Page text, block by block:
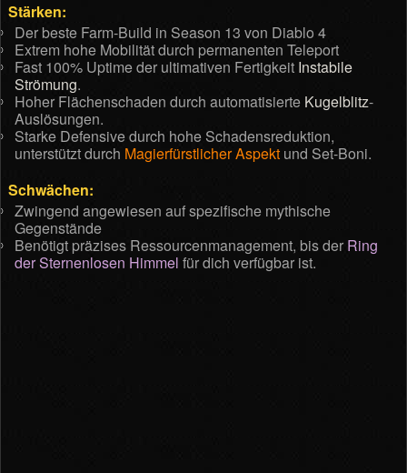
Stärken:
Der beste Farm-Build in Season 13 von Diablo 4
Extrem hohe Mobilität durch permanenten Teleport
Fast 100% Uptime der ultimativen Fertigkeit Instabile
Strömung.
Hoher Flächenschaden durch automatisierte Kugelblitz-
Auslösungen.
Starke Defensive durch hohe Schadensreduktion,
unterstützt durch Magierfürstlicher Aspekt und Set-Boni.
Schwächen:
Zwingend angewiesen auf spezifische mythische
Gegenstände
Benötigt präzises Ressourcenmanagement, bis der Ring
der Sternenlosen Himmel für dich verfügbar ist.